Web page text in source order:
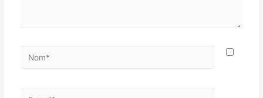
Nom*
E-